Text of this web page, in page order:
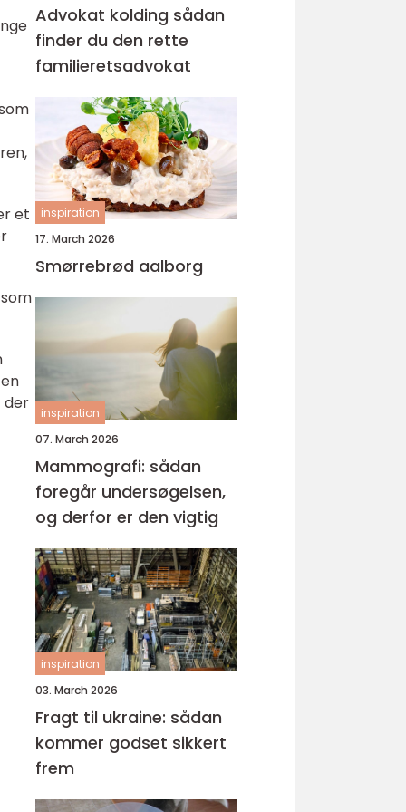
et
der
Advokat kolding sådan
finder du den rette
familieretsadvokat
inspiration
17. March 2026
Smørrebrød aalborg
inspiration
07. March 2026
Mammografi: sådan
foregår undersøgelsen,
og derfor er den vigtig
inspiration
03. March 2026
Fragt til ukraine: sådan
kommer godset sikkert
frem